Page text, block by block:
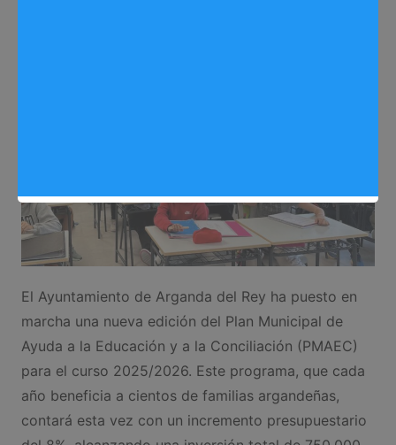
El Ayuntamiento de Arganda del Rey ha puesto en
marcha una nueva edición del Plan Municipal de
Ayuda a la Educación y a la Conciliación (PMAEC)
para el curso 2025/2026. Este programa, que cada
año beneficia a cientos de familias argandeñas,
contará esta vez con un incremento presupuestario